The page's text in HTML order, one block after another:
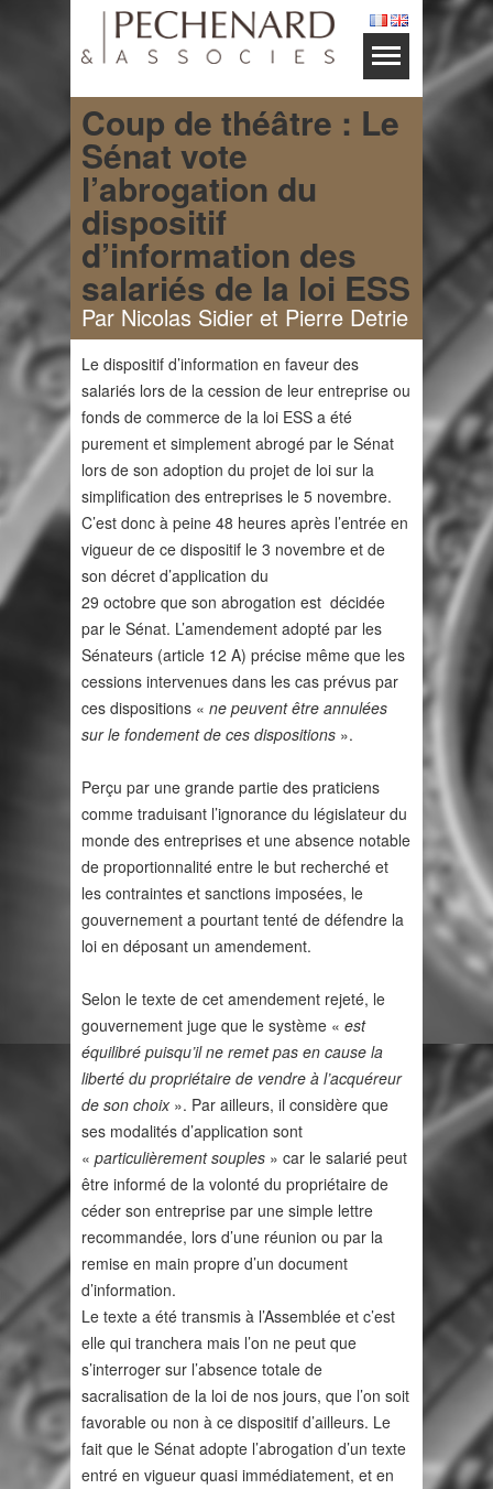
Coup de théâtre : Le
Sénat vote
l’abrogation du
dispositif
d’information des
salariés de la loi ESS
Par Nicolas Sidier et Pierre Detrie
Le dispositif d’information en faveur des
salariés lors de la cession de leur entreprise ou
fonds de commerce de la loi ESS a été
purement et simplement abrogé par le Sénat
lors de son adoption du projet de loi sur la
simplification des entreprises le 5 novembre.
C’est donc à peine 48 heures après l’entrée en
vigueur de ce dispositif le 3 novembre et de
son décret d’application du
29 octobre que son abrogation est décidée
par le Sénat. L’amendement adopté par les
Sénateurs (article 12 A) précise même que les
cessions intervenues dans les cas prévus par
ces dispositions « ne peuvent être annulées
sur le fondement de ces dispositions ».
Perçu par une grande partie des praticiens
comme traduisant l’ignorance du législateur du
monde des entreprises et une absence notable
de proportionnalité entre le but recherché et
les contraintes et sanctions imposées, le
gouvernement a pourtant tenté de défendre la
loi en déposant un amendement.
Selon le texte de cet amendement rejeté, le
gouvernement juge que le système « est
équilibré puisqu’il ne remet pas en cause la
liberté du propriétaire de vendre à l’acquéreur
de son choix». Par ailleurs, il considère que
ses modalités d’application sont
« particulièrement souples » car le salarié peut
être informé de la volonté du propriétaire de
céder son entreprise par une simple lettre
recommandée, lors d’une réunion ou par la
remise en main propre d’un document
d’information.
Le texte a été transmis à l’Assemblée et c’est
elle qui tranchera mais l’on ne peut que
s’interroger sur l’absence totale de
sacralisation de la loi de nos jours, que l’on soit
favorable ou non à ce dispositif d’ailleurs. Le
fait que le Sénat adopte l’abrogation d’un texte
entré en vigueur quasi immédiatement, et en